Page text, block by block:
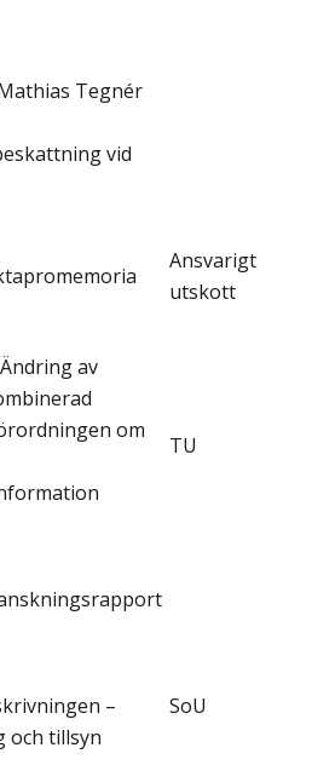
Tegnér
vid
Ansvarigt
utskott
av
om
TU
–
och tillsyn
SoU